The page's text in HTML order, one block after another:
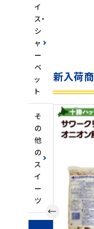
イ
ス・
シ
ャ
ー
ベ
ッ
ト
そ
の
他
の
ス
イ
ー
ツ
新入荷